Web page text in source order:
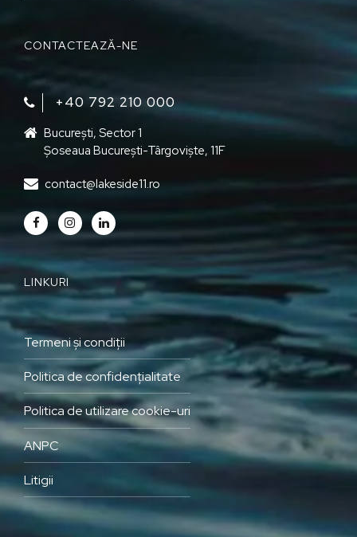
CONTACTEAZĂ-NE
+40 792 210 000‬
București, Sector 1
Șoseaua București-Târgoviște, 11F
contact@lakeside11.ro
LINKURI
Termeni și condiții
Politica de confidențialitate
Politica de utilizare cookie-uri
ANPC
Litigii